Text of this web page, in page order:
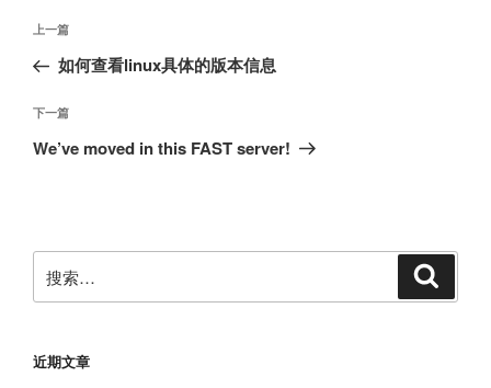
文
导
航
上
一
文
章
上一篇
如何查看linux具体的版本信息
下
一
下一篇
We’ve moved in this FAST server!
索：
近期文章